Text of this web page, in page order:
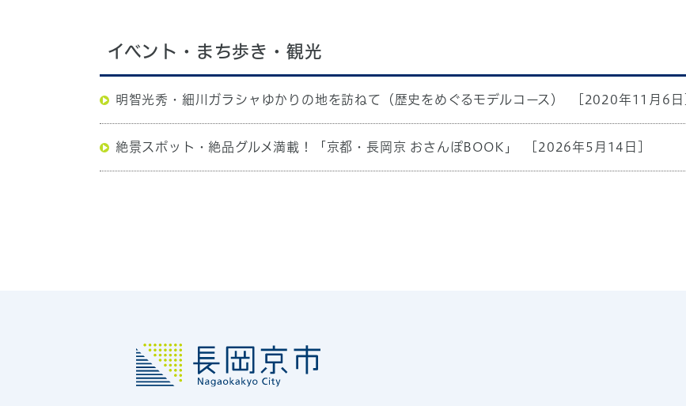
イベント・まち歩き・観光
明智光秀・細川ガラシャゆかりの地を訪ねて（歴史をめぐるモデルコース） [2020年11月6日]
絶景スポット・絶品グルメ満載！「京都・長岡京 おさんぽBOOK」 [2026年5月14日]